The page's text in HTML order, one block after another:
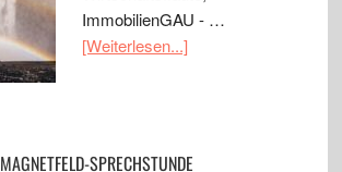
ImmobilienGAU - …
[Weiterlesen...]
MAGNETFELD-SPRECHSTUNDE